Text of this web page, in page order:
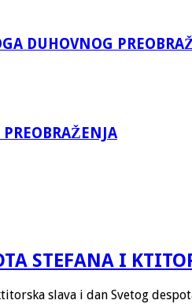
DUHOVNOG
STEFANA I
slava i dan Svetog